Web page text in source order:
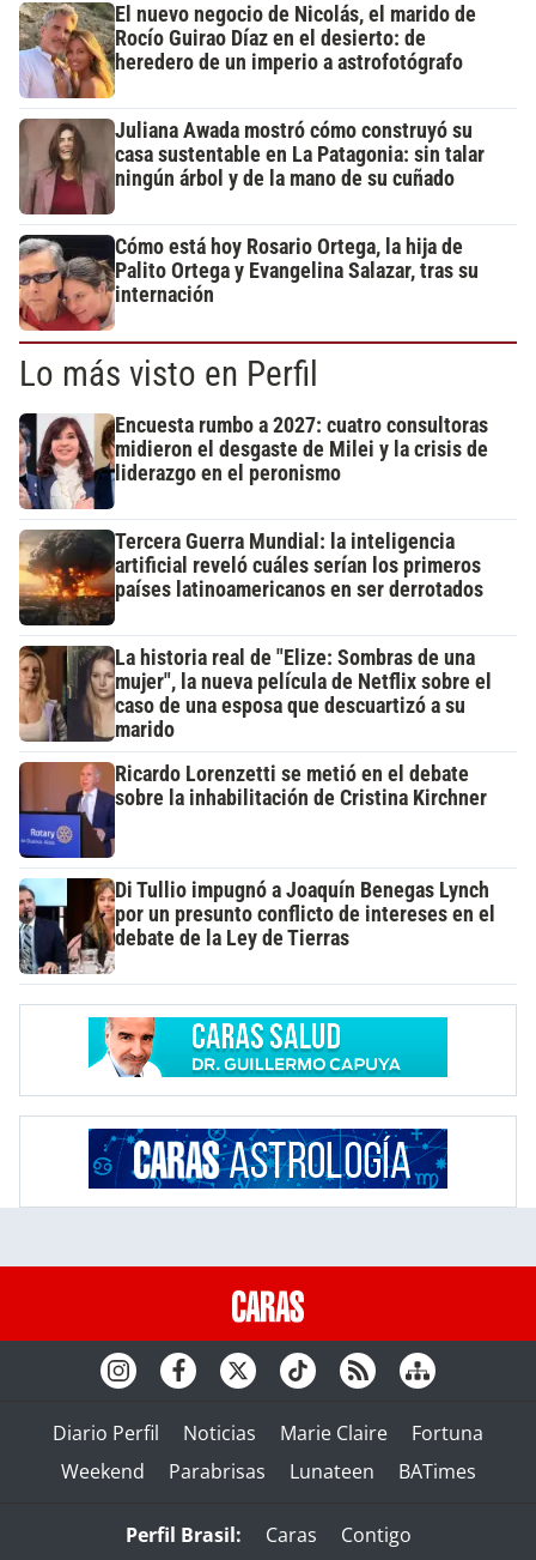
El nuevo negocio de Nicolás, el marido de
Rocío Guirao Díaz en el desierto: de
heredero de un imperio a astrofotógrafo
Juliana Awada mostró cómo construyó su
casa sustentable en La Patagonia: sin talar
ningún árbol y de la mano de su cuñado
Cómo está hoy Rosario Ortega, la hija de
Palito Ortega y Evangelina Salazar, tras su
internación
Lo más visto en Perfil
Encuesta rumbo a 2027: cuatro consultoras
midieron el desgaste de Milei y la crisis de
liderazgo en el peronismo
Tercera Guerra Mundial: la inteligencia
artificial reveló cuáles serían los primeros
países latinoamericanos en ser derrotados
La historia real de "Elize: Sombras de una
mujer", la nueva película de Netflix sobre el
caso de una esposa que descuartizó a su
marido
Ricardo Lorenzetti se metió en el debate
sobre la inhabilitación de Cristina Kirchner
Di Tullio impugnó a Joaquín Benegas Lynch
por un presunto conflicto de intereses en el
debate de la Ley de Tierras
Diario Perfil Noticias Marie Claire
Fortuna
Weekend
Parabrisas Lunateen BATimes
Perfil Brasil: Caras
Contigo